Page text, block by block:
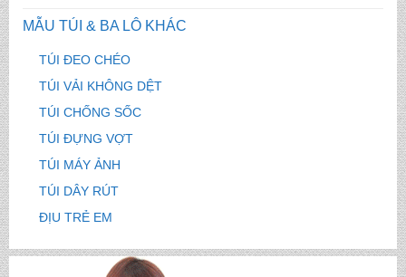
MẪU TÚI & BA LÔ KHÁC
TÚI ĐEO CHÉO
TÚI VẢI KHÔNG DỆT
TÚI CHỐNG SỐC
TÚI ĐỰNG VỢT
TÚI MÁY ẢNH
TÚI DÂY RÚT
ĐỊU TRẺ EM